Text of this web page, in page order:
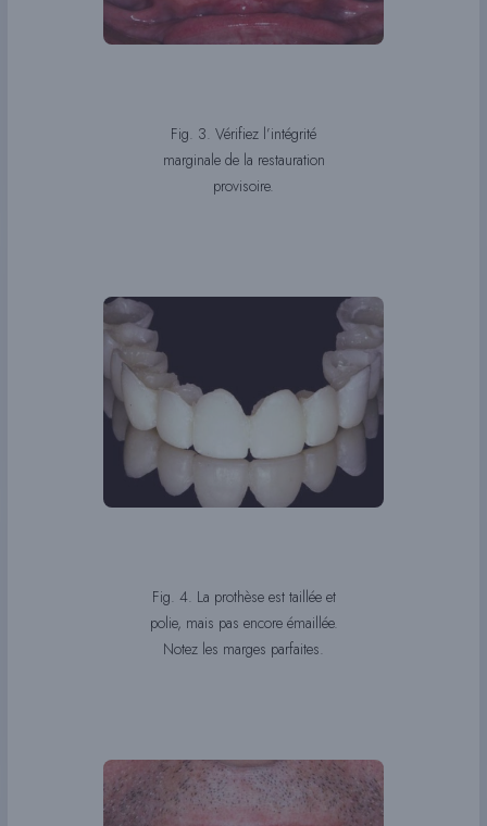
Fig. 3. Vérifiez l’intégrité
marginale de la restauration
provisoire.
Fig. 4. La prothèse est taillée et
polie, mais pas encore émaillée.
Notez les marges parfaites.